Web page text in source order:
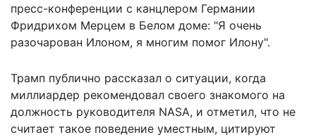
пресс-конференции с канцлером Германии
Фридрихом Мерцем в Белом доме: "Я очень
разочарован Илоном, я многим помог Илону".
Трамп публично рассказал о ситуации, когда
миллиардер рекомендовал своего знакомого на
должность руководителя NASA, и отметил, что не
считает такое поведение уместным, цитируют